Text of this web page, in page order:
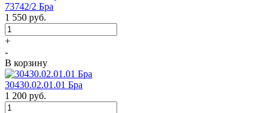
73742/2 Бра
1 550 руб.
+
-
В корзину
30430.02.01.01 Бра
1 200 руб.